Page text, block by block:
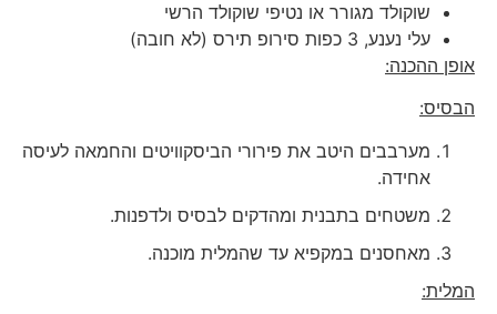
שוקולד מגורר או נטיפי שוקולד הרשי
עלי נענע, 3 כפות סירופ תירס (לא חובה)
אופן ההכנה:
הבסיס:
מערבבים היטב את פירורי הביסקוויטים והחמאה לעיסה
אחידה.
משטחים בתבנית ומהדקים לבסיס ולדפנות.
מאחסנים במקפיא עד שהמלית מוכנה.
המלית: